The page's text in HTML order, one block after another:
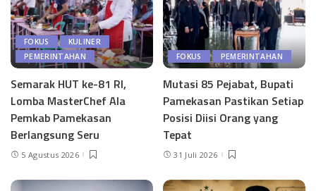
FOKUS
KULINER
PEMERINTAHAN
Semarak HUT ke-81 RI,
Lomba MasterChef Ala
Pemkab Pamekasan
Berlangsung Seru
5 Agustus 2026
FOKUS PEMERINTAHAN
Mutasi 85 Pejabat, Bupati
Pamekasan Pastikan Setiap
Posisi Diisi Orang yang
Tepat
31 Juli 2026